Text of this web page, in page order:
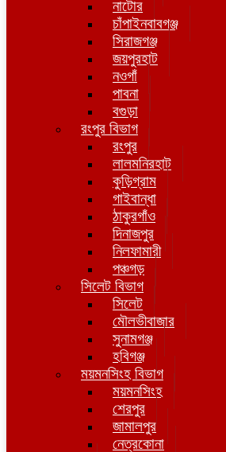
নাটোর
চাঁপাইনবাবগঞ্জ
সিরাজগঞ্জ
জয়পুরহাট
নওগাঁ
পাবনা
বগুড়া
রংপুর বিভাগ
রংপুর
লালমনিরহাট
কুড়িগ্রাম
গাইবান্ধা
ঠাকুরগাঁও
দিনাজপুর
নিলফামারী
পঞ্চগড়
সিলেট বিভাগ
সিলেট
মৌলভীবাজার
সুনামগঞ্জ
হবিগঞ্জ
ময়মনসিংহ বিভাগ
ময়মনসিংহ
শেরপুর
জামালপুর
নেত্রকোনা